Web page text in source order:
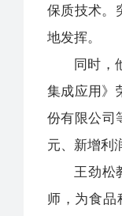
保质技术。
地发挥。
同时，
集成应用》
份有限公司
元、新增利
王劲松
师，为食品